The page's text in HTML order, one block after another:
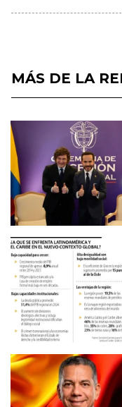
MÁS DE LA